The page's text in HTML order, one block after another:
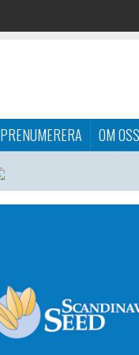
PRENUMERERA
OM OSS